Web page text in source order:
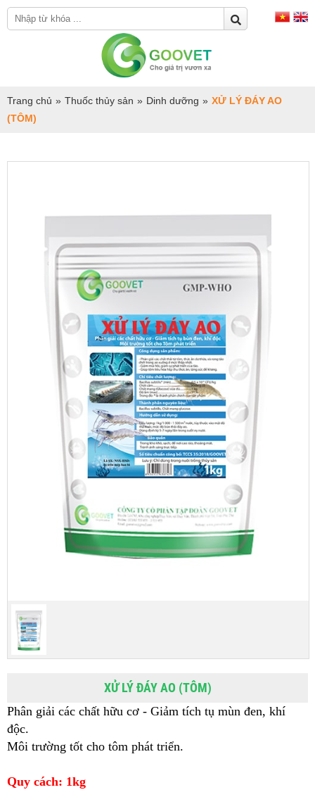
Trang chủ » Thuốc thủy sản » Dinh dưỡng » XỬ LÝ ĐÁY AO
(TÔM)
XỬ LÝ ĐÁY AO (TÔM)
Phân giải các chất hữu cơ - Giảm tích tụ mùn đen, khí
độc.
Môi trường tốt cho tôm phát triển.
Quy cách: 1kg